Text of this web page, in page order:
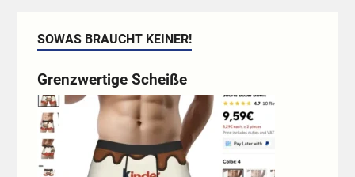
SOWAS BRAUCHT KEINER!
Grenzwertige Scheiße